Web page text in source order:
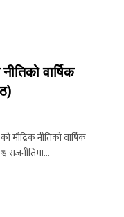
वार्षिक
मौद्रिक नीतिको वार्षिक
राजनीतिमा…